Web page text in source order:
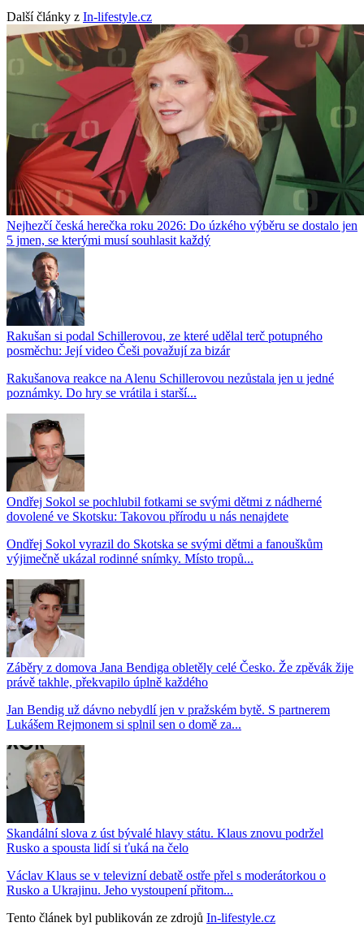
Další články z In-lifestyle.cz
Nejhezčí česká herečka roku 2026: Do úzkého výběru se dostalo jen
5 jmen, se kterými musí souhlasit každý
Rakušan si podal Schillerovou, ze které udělal terč potupného
posměchu: Její video Češi považují za bizár
Rakušanova reakce na Alenu Schillerovou nezůstala jen u jedné
poznámky. Do hry se vrátila i starší...
Ondřej Sokol se pochlubil fotkami se svými dětmi z nádherné
dovolené ve Skotsku: Takovou přírodu u nás nenajdete
Ondřej Sokol vyrazil do Skotska se svými dětmi a fanouškům
výjimečně ukázal rodinné snímky. Místo tropů...
Záběry z domova Jana Bendiga obletěly celé Česko. Že zpěvák žije
právě takhle, překvapilo úplně každého
Jan Bendig už dávno nebydlí jen v pražském bytě. S partnerem
Lukášem Rejmonem si splnil sen o domě za...
Skandální slova z úst bývalé hlavy státu. Klaus znovu podržel
Rusko a spousta lidí si ťuká na čelo
Václav Klaus se v televizní debatě ostře přel s moderátorkou o
Rusko a Ukrajinu. Jeho vystoupení přitom...
Tento článek byl publikován ze zdrojů In-lifestyle.cz